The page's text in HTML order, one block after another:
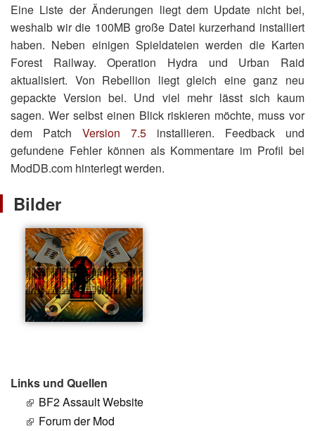
Eine Liste der Änderungen liegt dem Update nicht bei,
weshalb wir die 100MB große Datei kurzerhand installiert
haben. Neben einigen Spieldateien werden die Karten
Forest Railway. Operation Hydra und Urban Raid
aktualisiert. Von Rebellion liegt gleich eine ganz neu
gepackte Version bei. Und viel mehr lässt sich kaum
sagen. Wer selbst einen Blick riskieren möchte, muss vor
dem Patch Version 7.5 installieren. Feedback und
gefundene Fehler können als Kommentare im Profil bei
ModDB.com hinterlegt werden.
Bilder
Links und Quellen
BF2 Assault Website
Forum der Mod